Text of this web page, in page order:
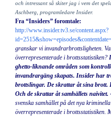
och intressant så skiter jag i vem det
Aschberg, programledare Insider.
Fra “Insiders” foromtale:
http://www.insider.tv3.se/content.aspx?
granskar vi invandrarbrottsligheten.
överrepresenterade i brottsstatistiken?
ghetto-liknande områden som
invandrargäng skapats. Insider har
brottslingar. De skrattar åt sina brott.
Och de skrattar åt samhällets naivitet.
svenska samhället på det nya
överrepresenterade i brottsstatistiken.